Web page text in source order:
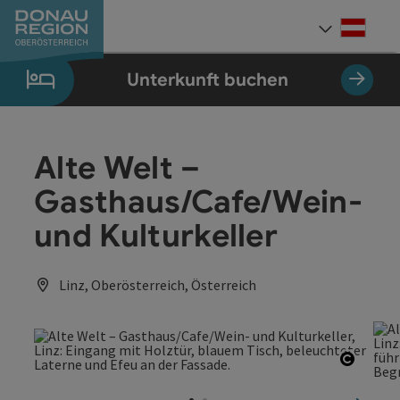
Zum Inhalt
Zur Navigation
Zum Seitenanfang
Zur Kontaktseite
Zum Impressum
Zur Startseite
Unterkunft buchen
Alte Welt –
Gasthaus/Cafe/Wein-
und Kulturkeller
Linz, Oberösterreich, Österreich